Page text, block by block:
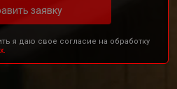
заявку
я даю свое согласие на обработку